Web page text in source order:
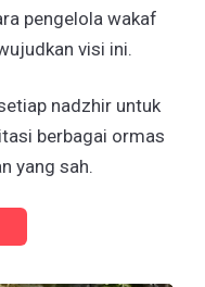
pengelola wakaf
visi ini.
nadzhir untuk
berbagai ormas
yang sah.